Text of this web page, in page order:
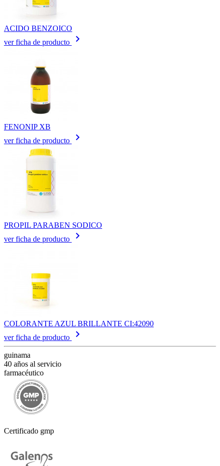
ACIDO BENZOICO
ver ficha de producto
keyboard_arrow_right
FENONIP XB
ver ficha de producto
keyboard_arrow_right
PROPIL PARABEN SODICO
ver ficha de producto
keyboard_arrow_right
COLORANTE AZUL BRILLANTE CI:42090
ver ficha de producto
keyboard_arrow_right
guinama
40 años al servicio
farmacéutico
Certificado gmp